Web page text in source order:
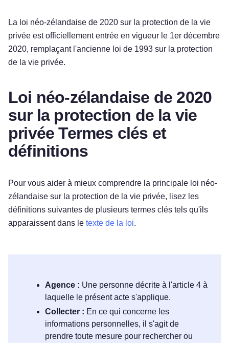
La loi néo-zélandaise de 2020 sur la protection de la vie
privée est officiellement entrée en vigueur le 1er décembre
2020, remplaçant l'ancienne loi de 1993 sur la protection
de la vie privée.
Loi néo-zélandaise de 2020
sur la protection de la vie
privée Termes clés et
définitions
Pour vous aider à mieux comprendre la principale loi néo-
zélandaise sur la protection de la vie privée, lisez les
définitions suivantes de plusieurs termes clés tels qu'ils
apparaissent dans le texte de la loi.
Agence : Une personne décrite à l'article 4 à
laquelle le présent acte s'applique.
Collecter : En ce qui concerne les
informations personnelles, il s'agit de
prendre toute mesure pour rechercher ou